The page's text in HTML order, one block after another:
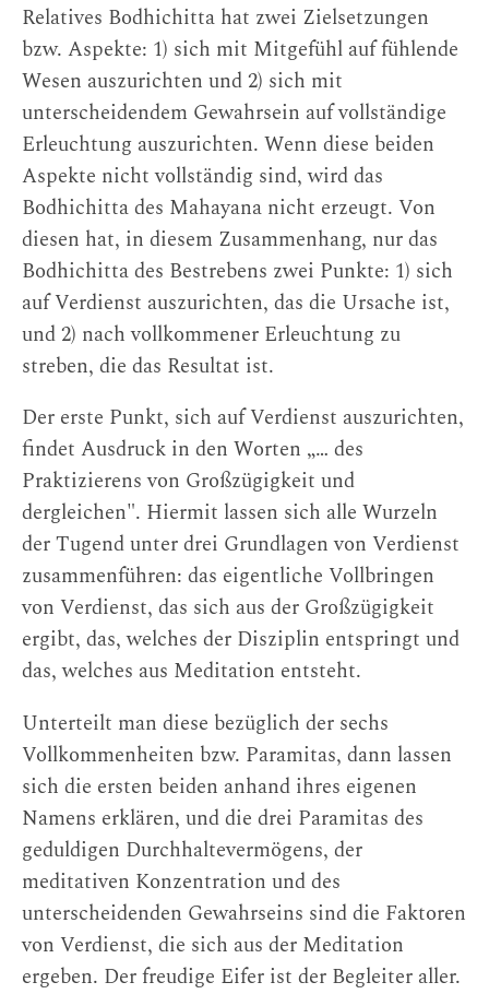
Relatives Bodhichitta hat zwei Zielsetzungen
bzw. Aspekte: 1) sich mit Mitgefühl auf fühlende
Wesen auszurichten und 2) sich mit
unterscheidendem Gewahrsein auf vollständige
Erleuchtung auszurichten. Wenn diese beiden
Aspekte nicht vollständig sind, wird das
Bodhichitta des Mahayana nicht erzeugt. Von
diesen hat, in diesem Zusammenhang, nur das
Bodhichitta des Bestrebens zwei Punkte: 1) sich
auf Verdienst auszurichten, das die Ursache ist,
und 2) nach vollkommener Erleuchtung zu
streben, die das Resultat ist.
Der erste Punkt, sich auf Verdienst auszurichten,
findet Ausdruck in den Worten „… des
Praktizierens von Großzügigkeit und
dergleichen". Hiermit lassen sich alle Wurzeln
der Tugend unter drei Grundlagen von Verdienst
zusammenführen: das eigentliche Vollbringen
von Verdienst, das sich aus der Großzügigkeit
ergibt, das, welches der Disziplin entspringt und
das, welches aus Meditation entsteht.
Unterteilt man diese bezüglich der sechs
Vollkommenheiten bzw. Paramitas, dann lassen
sich die ersten beiden anhand ihres eigenen
Namens erklären, und die drei Paramitas des
geduldigen Durchhaltevermögens, der
meditativen Konzentration und des
unterscheidenden Gewahrseins sind die Faktoren
von Verdienst, die sich aus der Meditation
ergeben. Der freudige Eifer ist der Begleiter aller.